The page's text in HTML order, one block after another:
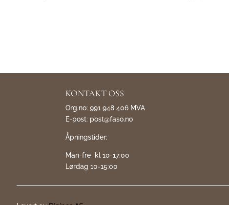
KONTAKT OSS
Org.no: 991 948 406 MVA
E-post: post@faso.no
Åpningstider:
Man-fre kl 10-17:00
Lørdag 10-15:00